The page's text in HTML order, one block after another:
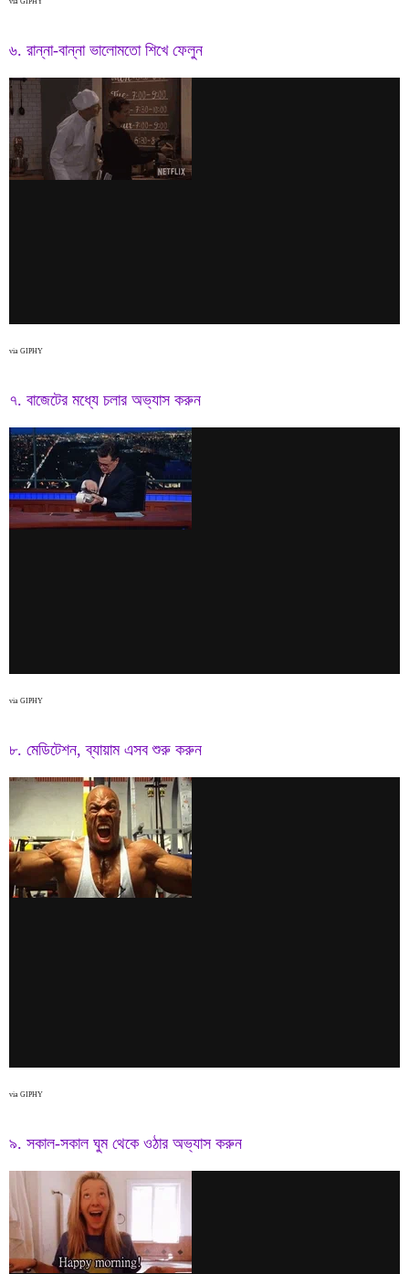
৬. রান্না-বান্না ভালোমতো শিখে ফেলুন
via GIPHY
৭. বাজেটের মধ্যে চলার অভ্যাস করুন
via GIPHY
৮. মেডিটেশন, ব্যায়াম এসব শুরু করুন
via GIPHY
৯. সকাল-সকাল ঘুম থেকে ওঠার অভ্যাস করুন